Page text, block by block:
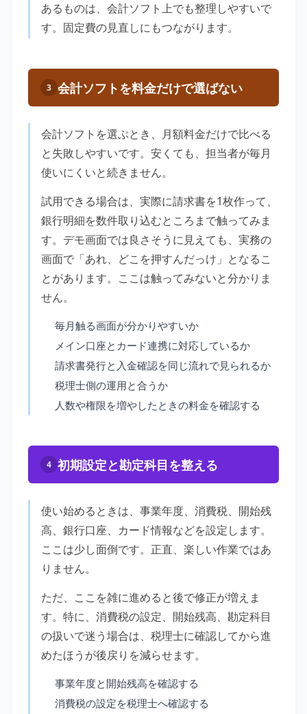
あるものは、会計ソフト上でも整理しやすいで
す。固定費の見直しにもつながります。
3 会計ソフトを料金だけで選ばない
会計ソフトを選ぶとき、月額料金だけで比べる
と失敗しやすいです。安くても、担当者が毎月
使いにくいと続きません。
試用できる場合は、実際に請求書を1枚作って、
銀行明細を数件取り込むところまで触ってみま
す。デモ画面では良さそうに見えても、実務の
画面で「あれ、どこを押すんだっけ」となるこ
とがあります。ここは触ってみないと分かりま
せん。
毎月触る画面が分かりやすいか
メイン口座とカード連携に対応しているか
請求書発行と入金確認を同じ流れで見られるか
税理士側の運用と合うか
人数や権限を増やしたときの料金を確認する
4 初期設定と勘定科目を整える
使い始めるときは、事業年度、消費税、開始残
高、銀行口座、カード情報などを設定します。
ここは少し面倒です。正直、楽しい作業ではあ
りません。
ただ、ここを雑に進めると後で修正が増えま
す。特に、消費税の設定、開始残高、勘定科目
の扱いで迷う場合は、税理士に確認してから進
めたほうが後戻りを減らせます。
事業年度と開始残高を確認する
消費税の設定を税理士へ確認する